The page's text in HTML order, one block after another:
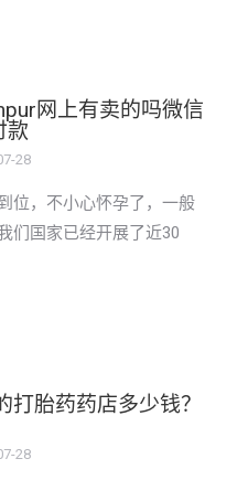
网上有卖的吗微信
款
28
位，不小心怀孕了，一般
们国家已经开展了近30
打胎药药店多少钱？
28